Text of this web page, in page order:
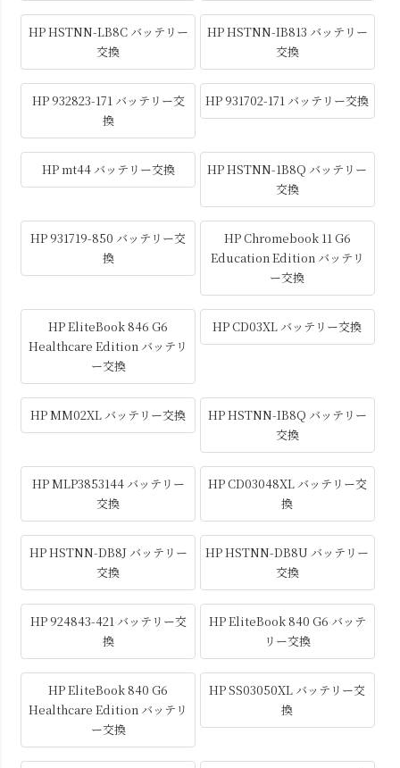
HP HSTNN-LB8C バッテリー
交換
HP HSTNN-IB813 バッテリー
交換
HP 932823-171 バッテリー交
換
HP 931702-171 バッテリー交換
HP mt44 バッテリー交換
HP HSTNN-1B8Q バッテリー
交換
HP 931719-850 バッテリー交
換
HP Chromebook 11 G6
Education Edition バッテリ
ー交換
HP EliteBook 846 G6
Healthcare Edition バッテリ
ー交換
HP CD03XL バッテリー交換
HP MM02XL バッテリー交換
HP HSTNN-IB8Q バッテリー
交換
HP MLP3853144 バッテリー
交換
HP CD03048XL バッテリー交
換
HP HSTNN-DB8J バッテリー
交換
HP HSTNN-DB8U バッテリー
交換
HP 924843-421 バッテリー交
換
HP EliteBook 840 G6 バッテ
リー交換
HP EliteBook 840 G6
Healthcare Edition バッテリ
ー交換
HP SS03050XL バッテリー交
換